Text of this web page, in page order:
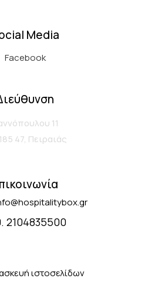
Media
Facebook
11
47, Πειραιάς
2104835500
ιστοσελίδων